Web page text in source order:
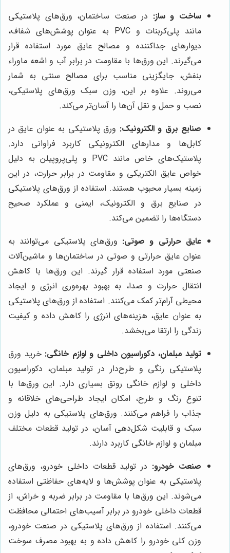
ساخت و ساز: در صنعت ساختمان، ورق‌های پلاستیکی
مانند پلی‌کربنات و PVC به عنوان پوشش‌های شفاف،
دیوارهای جداکننده و مصالح عایق مورد استفاده قرار
می‌گیرند. این ورق‌ها با مقاومت در برابر آب و اشعه ماوراء
بنفش، جایگزینی مناسب برای مصالح سنتی به شمار
می‌روند. علاوه بر این، وزن سبک ورق‌های پلاستیکی،
نصب و حمل و نقل آن‌ها را آسان‌تر می‌کند.
صنایع برق و الکترونیک: ورق پلاستیکی به عنوان عایق در
کابل‌ها و مدارهای الکترونیکی کاربرد فراوانی دارد.
پلاستیک‌های خاص مانند PVC و پلی‌پروپیلن به دلیل
خواص عایق الکتریکی و مقاومت در برابر حرارت، در این
زمینه بسیار محبوب هستند. استفاده از ورق‌های پلاستیکی
در صنایع برق و الکترونیک، ایمنی و عملکرد صحیح
دستگاه‌ها را تضمین می‌کند.
عایق حرارتی و صوتی: ورق‌های پلاستیکی می‌توانند به
عنوان عایق حرارتی و صوتی در ساختمان‌ها و ماشین‌آلات
صنعتی مورد استفاده قرار گیرند. این ورق‌ها با کاهش
انتقال حرارت و صدا، به بهبود بهره‌وری انرژی و ایجاد
محیطی آرام‌تر کمک می‌کنند. استفاده از ورق‌های پلاستیکی
به عنوان عایق، هزینه‌های انرژی را کاهش داده و کیفیت
زندگی را ارتقا می‌بخشد.
تولید مبلمان، دکوراسیون داخلی و لوازم خانگی: خرید ورق
پلاستیکی رنگی و طرح‌دار در تولید مبلمان، دکوراسیون
داخلی و لوازم خانگی رونق بسیاری دارد. این ورق‌ها با
تنوع رنگ و طرح، امکان ایجاد طراحی‌های خلاقانه و
جذاب را فراهم می‌کنند. ورق‌های پلاستیکی به دلیل وزن
سبک و قابلیت شکل‌دهی آسان، در تولید قطعات مختلف
مبلمان و لوازم خانگی کاربرد دارند.
صنعت خودرو: در تولید قطعات داخلی خودرو، ورق‌های
پلاستیکی به عنوان پوشش‌ها و لایه‌های حفاظتی استفاده
می‌شوند. این ورق‌ها با مقاومت در برابر ضربه و خراش، از
قطعات داخلی خودرو در برابر آسیب‌های احتمالی محافظت
می‌کنند. استفاده از ورق‌های پلاستیکی در صنعت خودرو،
وزن کلی خودرو را کاهش داده و به بهبود مصرف سوخت